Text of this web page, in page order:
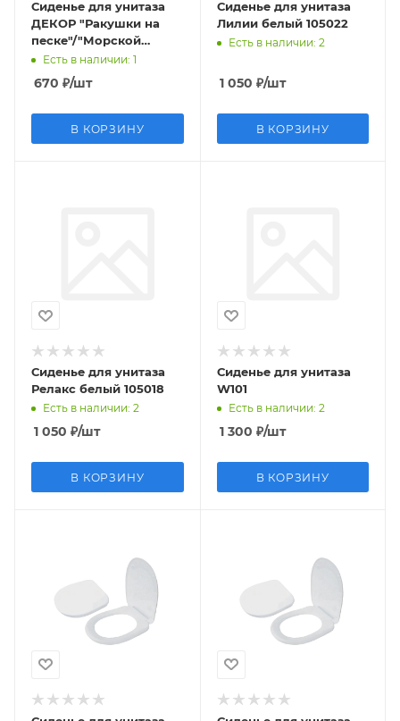
Сиденье для унитаза
ДЕКОР "Ракушки на
песке"/"Морской
берег" белый
Есть в наличии: 1
670 ₽/шт
В КОРЗИНУ
Сиденье для унитаза
Лилии белый 105022
Есть в наличии: 2
1 050 ₽/шт
В КОРЗИНУ
Сиденье для унитаза
Релакс белый 105018
Есть в наличии: 2
1 050 ₽/шт
В КОРЗИНУ
Сиденье для унитаза
W101
Есть в наличии: 2
1 300 ₽/шт
В КОРЗИНУ